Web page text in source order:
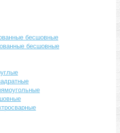
бесшовные
бесшовные